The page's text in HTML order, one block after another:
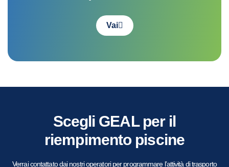
Vai
Scegli GEAL per il
riempimento piscine
Verrai contattato dai nostri operatori per programmare l’attività di trasporto